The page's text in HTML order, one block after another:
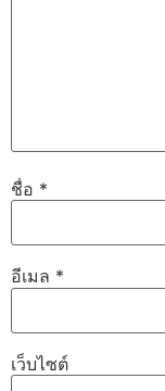
ชื่อ *
อีเมล *
เว็บไซต์